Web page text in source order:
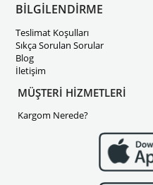
BİLGİLENDİRME
Teslimat Koşulları
Sıkça Sorulan Sorular
Blog
İletişim
MÜŞTERİ HİZMETLERİ
Kargom Nerede?